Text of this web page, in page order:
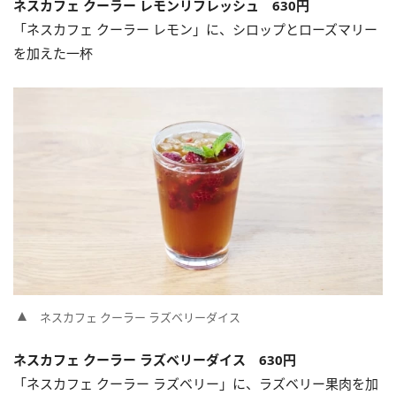
ネスカフェ クーラー レモンリフレッシュ 630円
「ネスカフェ クーラー レモン」に、シロップとローズマリー
を加えた一杯
ネスカフェ クーラー ラズベリーダイス
ネスカフェ クーラー ラズベリーダイス 630円
「ネスカフェ クーラー ラズベリー」に、ラズベリー果肉を加